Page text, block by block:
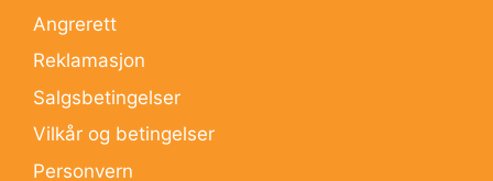
Angrerett
Reklamasjon
Salgsbetingelser
Vilkår og betingelser
Personvern